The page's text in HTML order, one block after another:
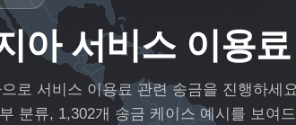
아 서비스 이용
으로 서비스 이용료관련 송금을 진행하세
분류, 1,302개 송금 케이스 예시를 보여